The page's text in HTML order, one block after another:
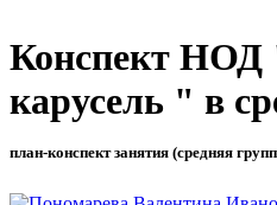
Конспект НОД
карусель " в
план-конспект занятия (средняя